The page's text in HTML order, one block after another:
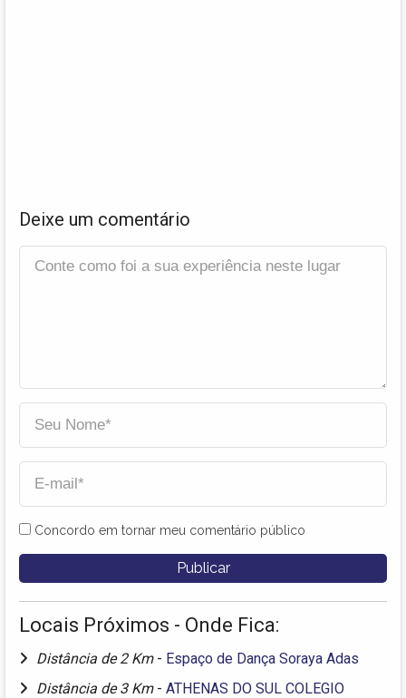
Deixe um comentário
Concordo em tornar meu comentário público
Locais Próximos - Onde Fica:
Distância de 2 Km - Espaço de Dança Soraya Adas
Distância de 3 Km - ATHENAS DO SUL COLEGIO